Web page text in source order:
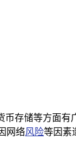
存储等方面有
网络风险等因素